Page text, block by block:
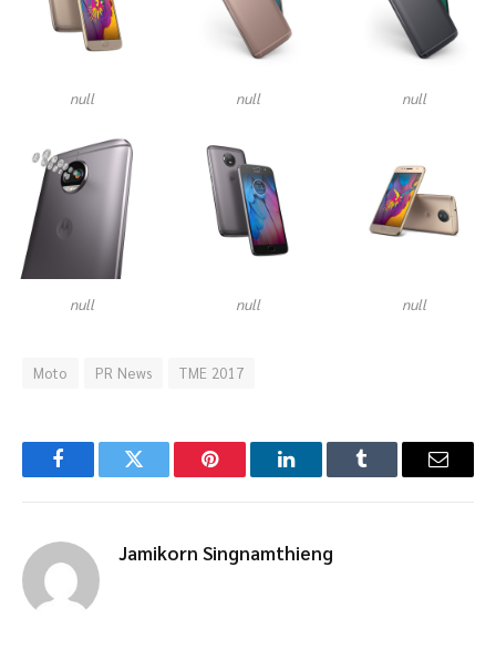
null null null
null null null
Moto PR News TME 2017
FacebookTwitter Pinterest LinkedInTumblr Email
Jamikorn Singnamthieng